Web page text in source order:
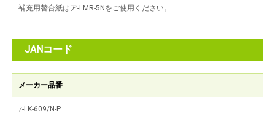
補充用替台紙はア-LMR-5Nをご使用ください。
JANコード
メーカー品番
ｱ-LK-609/N-P